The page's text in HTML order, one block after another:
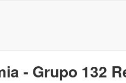
- Grupo 132